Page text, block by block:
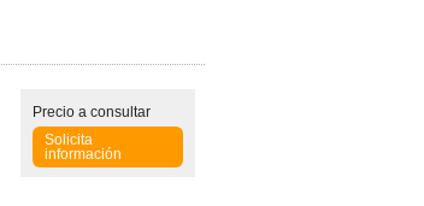
Precioa consultar
Solicita
información